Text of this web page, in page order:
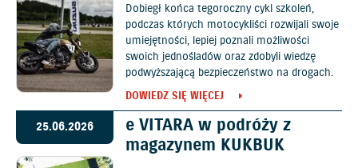
Dobiegł końca tegoroczny cykl szkoleń,
podczas których motocykliści rozwijali swoje
umiejętności, lepiej poznali możliwości
swoich jednośladów oraz zdobyli wiedzę
podwyższającą bezpieczeństwo na drogach.
DOWIEDZ SIĘ WIĘCEJ
25.06.2026
e VITARA w podróży z
magazynem KUKBUK